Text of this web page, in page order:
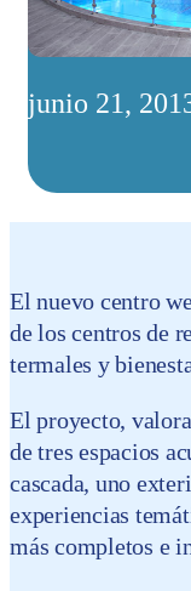
junio 21,
El nuevo centro
de los centros de
termales y
El proyecto,
de tres espacios
cascada, uno
experiencias
más completos e